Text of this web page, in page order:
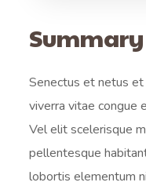
Senectus et netus et
viverra vitae congue
Vel elit scelerisque
pellentesque
lobortis elementum